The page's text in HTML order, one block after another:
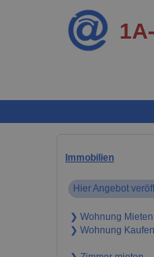
Immobilien
Hier Angebot
❯ Wohnung Mieten
❯ Wohnung Kaufen